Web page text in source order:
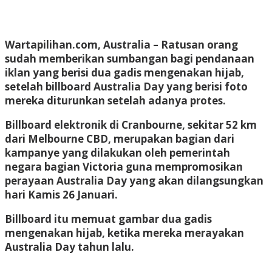
Wartapilihan.com, Australia – Ratusan orang
sudah memberikan sumbangan bagi pendanaan
iklan yang berisi dua gadis mengenakan hijab,
setelah billboard Australia Day yang berisi foto
mereka diturunkan setelah adanya protes.
Billboard elektronik di Cranbourne, sekitar 52 km
dari Melbourne CBD, merupakan bagian dari
kampanye yang dilakukan oleh pemerintah
negara bagian Victoria guna mempromosikan
perayaan Australia Day yang akan dilangsungkan
hari Kamis 26 Januari.
Billboard itu memuat gambar dua gadis
mengenakan hijab, ketika mereka merayakan
Australia Day tahun lalu.